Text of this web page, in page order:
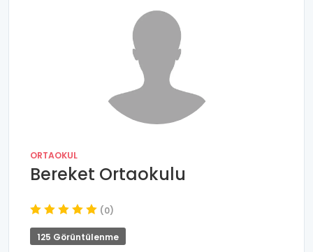
ORTAOKUL
Bereket Ortaokulu
(0)
125 Görüntülenme